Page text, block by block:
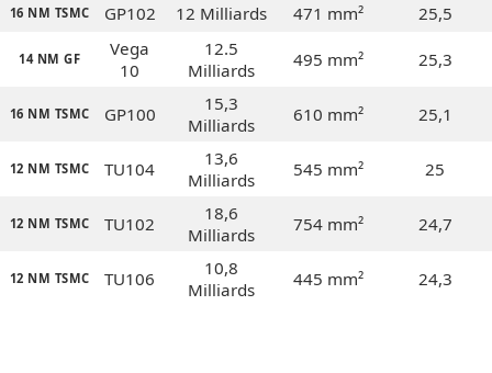
16 NM TSMC GP102 12 Milliards 471 mm² 25,5
14 NM GF
Vega
10
12.5
Milliards
495 mm² 25,3
16 NM TSMC GP100
15,3
Milliards
610 mm² 25,1
12 NM TSMC TU104
13,6
Milliards
545 mm² 25
12 NM TSMC TU102
18,6
Milliards
754 mm² 24,7
12 NM TSMC TU106
10,8
Milliards
445 mm² 24,3